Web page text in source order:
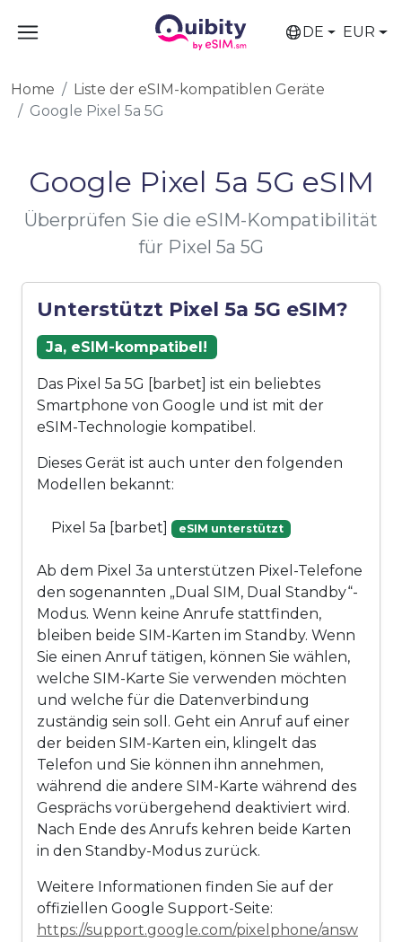
DE EUR
Home
Liste der eSIM-kompatiblen Geräte
Google Pixel 5a 5G
Google Pixel 5a 5G eSIM
Überprüfen Sie die eSIM-Kompatibilität
für Pixel 5a 5G
Unterstützt Pixel 5a 5G eSIM?
Ja, eSIM-kompatibel!
Das Pixel 5a 5G [barbet] ist ein beliebtes
Smartphone von Google und ist mit der
eSIM-Technologie kompatibel.
Dieses Gerät ist auch unter den folgenden
Modellen bekannt:
Pixel 5a [barbet] eSIM unterstützt
Ab dem Pixel 3a unterstützen Pixel-Telefone
den sogenannten „Dual SIM, Dual Standby“-
Modus. Wenn keine Anrufe stattfinden,
bleiben beide SIM-Karten im Standby. Wenn
Sie einen Anruf tätigen, können Sie wählen,
welche SIM-Karte Sie verwenden möchten
und welche für die Datenverbindung
zuständig sein soll. Geht ein Anruf auf einer
der beiden SIM-Karten ein, klingelt das
Telefon und Sie können ihn annehmen,
während die andere SIM-Karte während des
Gesprächs vorübergehend deaktiviert wird.
Nach Ende des Anrufs kehren beide Karten
in den Standby-Modus zurück.
Weitere Informationen finden Sie auf der
offiziellen Google Support-Seite:
https://support.google.com/pixelphone/answ